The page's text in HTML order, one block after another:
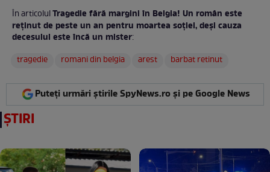
În articolulTragedie fără margini în Belgia! Un român este
reținut de peste un an pentru moartea soției, deși cauza
decesului este încă un mister:
tragedie
romani din belgia arest barbat retinut
Puteți urmări știrile SpyNews.ro și pe Google News
ȘTIRI